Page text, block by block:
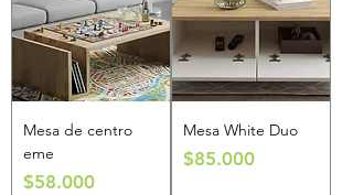
Mesa de centro
eme
Precio
$58.000
Mesa White Duo
Precio
$85.000